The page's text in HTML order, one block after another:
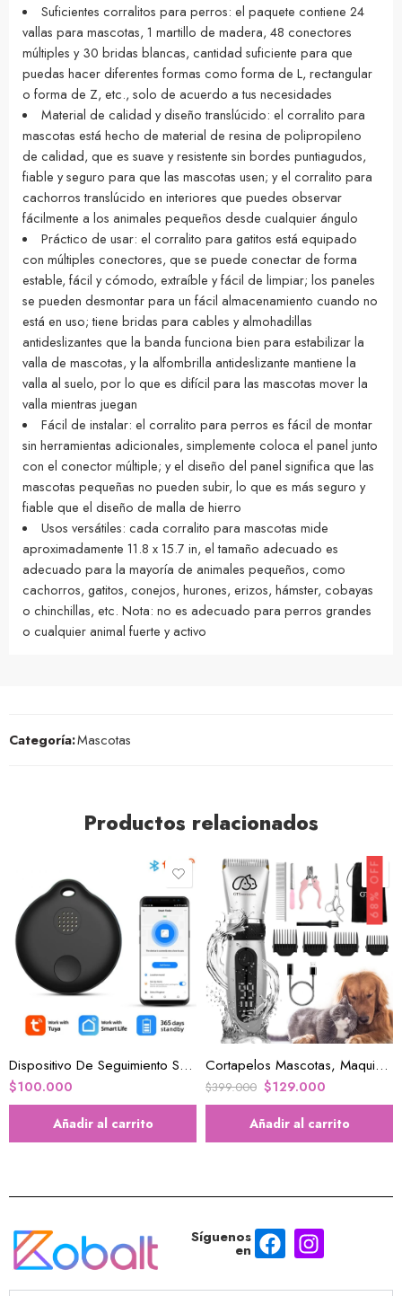
Suficientes corralitos para perros: el paquete contiene 24
vallas para mascotas, 1 martillo de madera, 48 conectores
múltiples y 30 bridas blancas, cantidad suficiente para que
puedas hacer diferentes formas como forma de L, rectangular
o forma de Z, etc., solo de acuerdo a tus necesidades
Material de calidad y diseño translúcido: el corralito para
mascotas está hecho de material de resina de polipropileno
de calidad, que es suave y resistente sin bordes puntiagudos,
fiable y seguro para que las mascotas usen; y el corralito para
cachorros translúcido en interiores que puedes observar
fácilmente a los animales pequeños desde cualquier ángulo
Práctico de usar: el corralito para gatitos está equipado
con múltiples conectores, que se puede conectar de forma
estable, fácil y cómodo, extraíble y fácil de limpiar; los paneles
se pueden desmontar para un fácil almacenamiento cuando no
está en uso; tiene bridas para cables y almohadillas
antideslizantes que la banda funciona bien para estabilizar la
valla de mascotas, y la alfombrilla antideslizante mantiene la
valla al suelo, por lo que es difícil para las mascotas mover la
valla mientras juegan
Fácil de instalar: el corralito para perros es fácil de montar
sin herramientas adicionales, simplemente coloca el panel junto
con el conector múltiple; y el diseño del panel significa que las
mascotas pequeñas no pueden subir, lo que es más seguro y
fiable que el diseño de malla de hierro
Usos versátiles: cada corralito para mascotas mide
aproximadamente 11.8 x 15.7 in, el tamaño adecuado es
adecuado para la mayoría de animales pequeños, como
cachorros, gatitos, conejos, hurones, erizos, hámster, cobayas
o chinchillas, etc. Nota: no es adecuado para perros grandes
o cualquier animal fuerte y activo
Categoría:Mascotas
Productos relacionados
Dispositivo De Seguimiento Smart Tag Monitor Portátil GPS
$100.000
Añadir al carrito
68% OFF
Cortapelos Mascotas, Maquina De Corte
$399.000 $129.000
Añadir al carrito
Síguenos
en